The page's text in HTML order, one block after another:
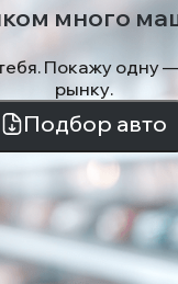
много
Покажу одну
рынку.
Подбор авто